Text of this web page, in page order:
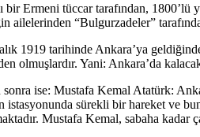
Ermeni tüccar tarafından, 1800’lü
ailelerinden “Bulgurzadeler”
1919 tarihinde Ankara’ya
olmuşlardır. Yani: Ankara’da
ise: Mustafa Kemal Atatürk:
sürekli bir hareket ve
Mustafa Kemal, sabaha kadar